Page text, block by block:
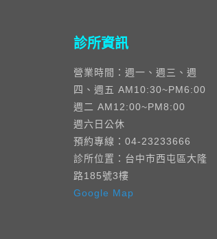
診所資訊
營業時間：週一、週三、週
四、週五 AM10:30~PM6:00
週二 AM12:00~PM8:00
週六日公休
預約專線：04-23233666
診所位置：台中市西屯區大隆
路185號3樓
Google Map